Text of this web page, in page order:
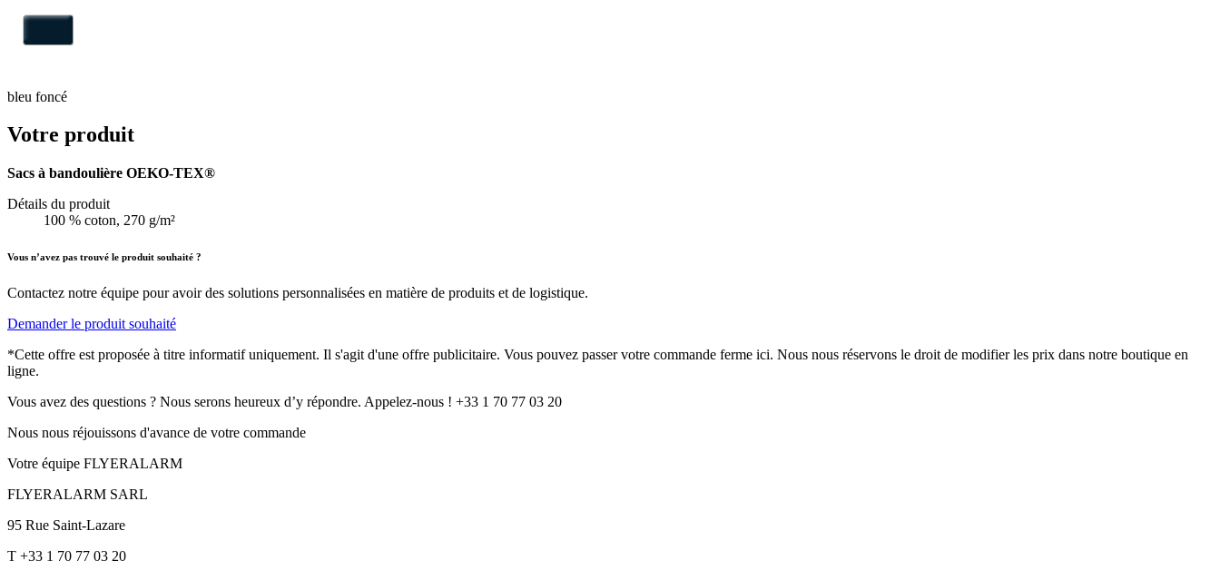
bleu foncé
Votre produit
Sacs à bandoulière OEKO-TEX®
Détails du produit
100 % coton, 270 g/m²
Vous n’avez pas trouvé le produit souhaité ?
Contactez notre équipe pour avoir des solutions personnalisées en matière de produits et de logistique.
Demander le produit souhaité
*Cette offre est proposée à titre informatif uniquement. Il s'agit d'une offre publicitaire. Vous pouvez passer votre commande ferme ici. Nous nous réservons le droit de modifier les prix dans notre boutique en
ligne.
Vous avez des questions ? Nous serons heureux d’y répondre. Appelez-nous ! +33 1 70 77 03 20
Nous nous réjouissons d'avance de votre commande
Votre équipe FLYERALARM
FLYERALARM SARL
95 Rue Saint-Lazare
T +33 1 70 77 03 20